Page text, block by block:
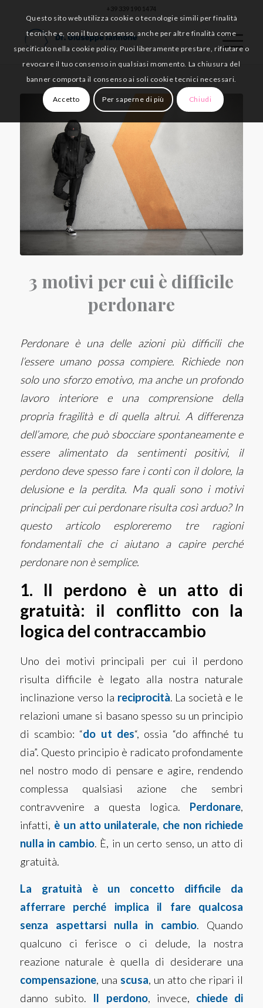
+39 339 190 1474
3 motivi per cui è difficile
perdonare
Perdonare è una delle azioni più difficili che
l’essere umano possa compiere. Richiede non
solo uno sforzo emotivo, ma anche un profondo
lavoro interiore e una comprensione della
propria fragilità e di quella altrui. A differenza
dell’amore, che può sbocciare spontaneamente e
essere alimentato da sentimenti positivi, il
perdono deve spesso fare i conti con il dolore, la
delusione e la perdita. Ma quali sono i motivi
principali per cui perdonare risulta così arduo? In
questo articolo esploreremo tre ragioni
fondamentali che ci aiutano a capire perché
perdonare non è semplice.
1. Il perdono è un atto di
gratuità: il conflitto con la
logica del contraccambio
Uno dei motivi principali per cui il perdono
risulta difficile è legato alla nostra naturale
inclinazione verso la reciprocità. La società e le
relazioni umane si basano spesso su un principio
di scambio: “do ut des“, ossia “do affinché tu
dia”. Questo principio è radicato profondamente
nel nostro modo di pensare e agire, rendendo
complessa qualsiasi azione che sembri
contravvenire a questa logica. Perdonare,
infatti, è un atto unilaterale, che non richiede
nulla in cambio. È, in un certo senso, un atto di
gratuità.
La gratuità è un concetto difficile da
afferrare perché implica il fare qualcosa
senza aspettarsi nulla in cambio. Quando
qualcuno ci ferisce o ci delude, la nostra
reazione naturale è quella di desiderare una
compensazione, una scusa, un atto che ripari il
danno subito. Il perdono, invece, chiede di
Questo sito web utilizza cookie o tecnologie simili per finalità
tecniche e, con il tuo consenso, anche per altre finalità come
specificato nella cookie policy. Puoi liberamente prestare, rifiutare o
revocare il tuo consenso in qualsiasi momento. La chiusura del
banner comporta il consenso ai soli cookie tecnici necessari.
Accetto Per saperne di più Chiudi